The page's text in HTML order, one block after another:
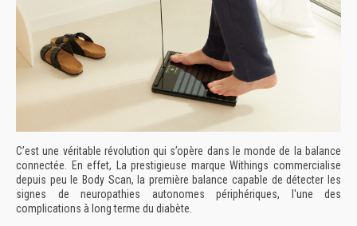
C’est une véritable révolution qui s’opère dans le monde de la balance
connectée. En effet, La prestigieuse marque Withings commercialise
depuis peu le Body Scan, la première balance capable de détecter les
signes de neuropathies autonomes périphériques, l'une des
complications à long terme du diabète.